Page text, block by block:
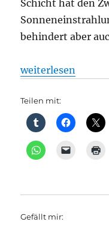
Schicht hat den
behindert aber
„DB Regio
weiterlesen
Teilen mit:
Gefällt mir: